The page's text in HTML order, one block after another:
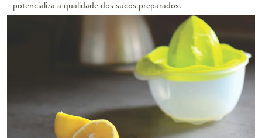
potencializa a qualidade dos sucos preparados.